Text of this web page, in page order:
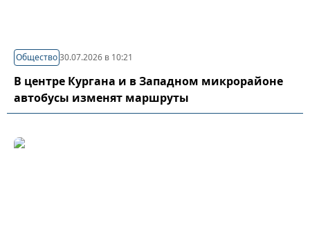
Общество30.07.2026 в 10:21
В центре Кургана и в Западном микрорайоне
автобусы изменят маршруты